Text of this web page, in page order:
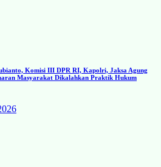
Komisi III DPR RI, Kapolri, Jaksa Agung
Masyarakat Dikalahkan Praktik Hukum